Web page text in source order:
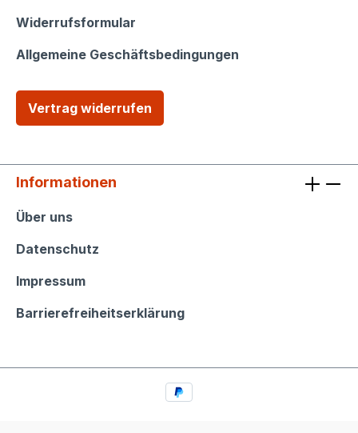
Widerrufsformular
Allgemeine Geschäftsbedingungen
Vertrag widerrufen
Informationen
Informationen
Über uns
Datenschutz
Impressum
Barrierefreiheitserklärung